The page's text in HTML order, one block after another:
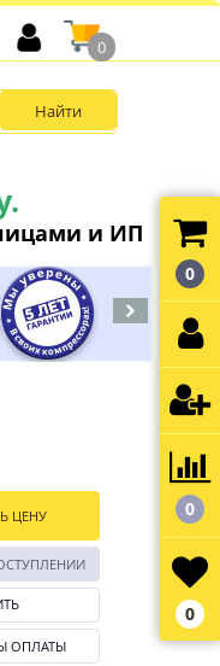
и ИП
0
ЦЕНУ
ОПЛАТЫ
0
0
0